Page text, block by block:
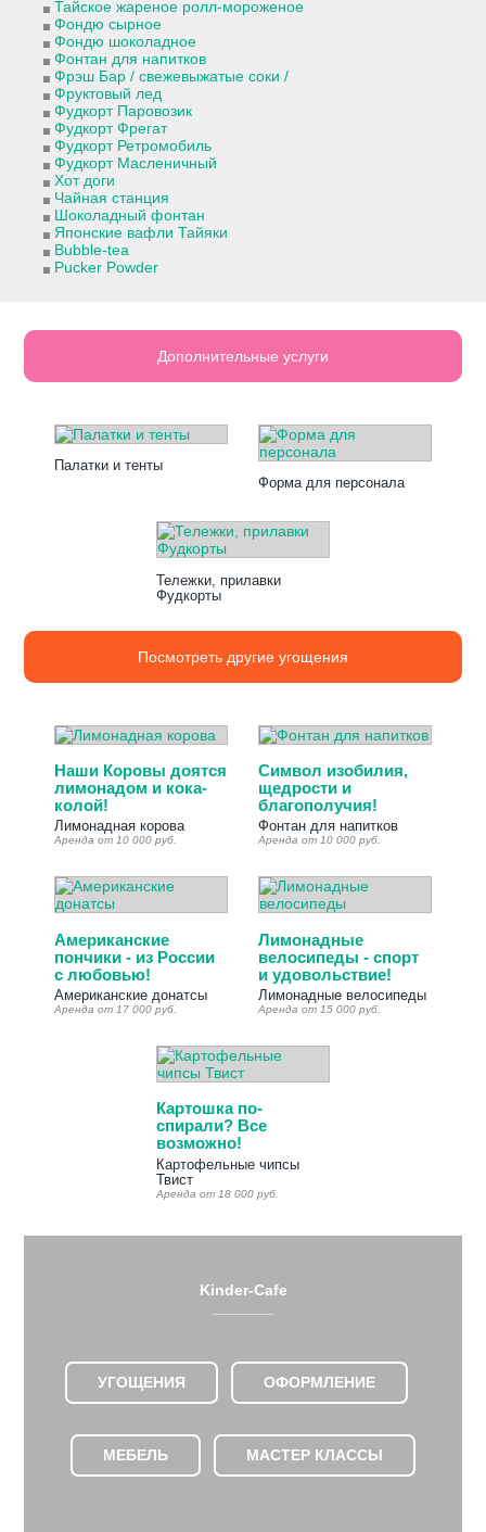
Тайское жареное ролл-мороженое
Фондю сырное
Фондю шоколадное
Фонтан для напитков
Фрэш Бар / свежевыжатые соки /
Фруктовый лед
Фудкорт Паровозик
Фудкорт Фрегат
Фудкорт Ретромобиль
Фудкорт Масленичный
Хот доги
Чайная станция
Шоколадный фонтан
Японские вафли Тайяки
Bubble-tea
Pucker Powder
Дополнительные услуги
Палатки и тенты
Форма для персонала
Тележки, прилавки
Фудкорты
Посмотреть другие угощения
Наши Коровы доятся
лимонадом и кока-
колой!
Лимонадная корова
Аренда от 10 000 руб.
Символ изобилия,
щедрости и
благополучия!
Фонтан для напитков
Аренда от 10 000 руб.
Американские
пончики - из России
с любовью!
Американские донатсы
Аренда от 17 000 руб.
Лимонадные
велосипеды - спорт
и удовольствие!
Лимонадные велосипеды
Аренда от 15 000 руб.
Картошка по-
спирали? Все
возможно!
Картофельные чипсы
Твист
Аренда от 18 000 руб.
Kinder-Cafe
УГОЩЕНИЯ ОФОРМЛЕНИЕ
МЕБЕЛЬ МАСТЕР КЛАССЫ